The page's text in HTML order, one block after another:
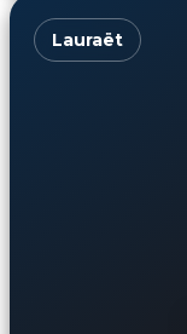
Lauraët